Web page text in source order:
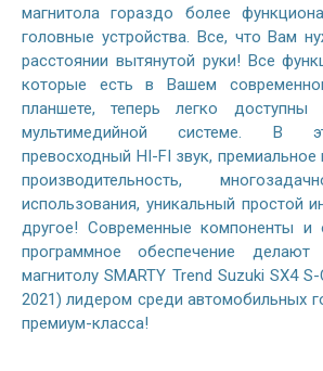
магнитола гораздо более
головные устройства. Все, что Вам
расстоянии вытянутой руки! Все
которые есть в Вашем
планшете, теперь легко доступны
мультимедийной системе. В
превосходный HI-FI звук, премиальное
производительность,
использования, уникальный простой
другое! Современные компоненты и
программное обеспечение делают
магнитолу SMARTY Trend Suzuki SX4
2021) лидером среди автомобильных
премиум-класса!